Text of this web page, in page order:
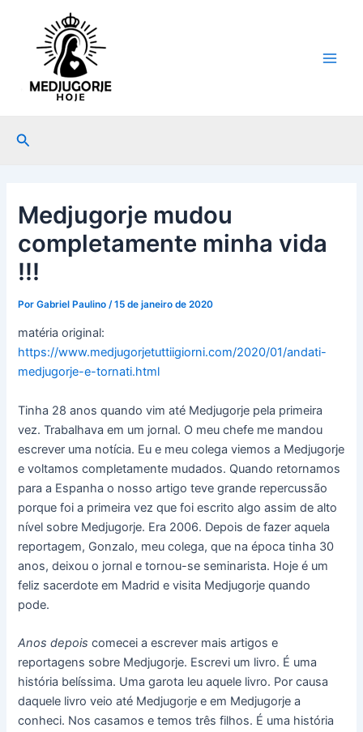
conteúdo
Pesquisar
Medjugorje mudou
completamente minha vida
!!!
PorGabriel Paulino/15 de janeiro de 2020
matéria original:
https://www.medjugorjetuttiigiorni.com/2020/01/andati-
medjugorje-e-tornati.html
Tinha 28 anos quando vim até Medjugorje pela primeira
vez. Trabalhava em um jornal. O meu chefe me mandou
escrever uma notícia. Eu e meu colega viemos a Medjugorje
e voltamos completamente mudados. Quando retornamos
para a Espanha o nosso artigo teve grande repercussão
porque foi a primeira vez que foi escrito algo assim de alto
nível sobre Medjugorje. Era 2006. Depois de fazer aquela
reportagem, Gonzalo, meu colega, que na época tinha 30
anos, deixou o jornal e tornou-se seminarista. Hoje é um
feliz sacerdote em Madrid e visita Medjugorje quando
pode.
Anos depoiscomecei a escrever mais artigos e
reportagens sobre Medjugorje. Escrevi um livro. É uma
história belíssima. Uma garota leu aquele livro. Por causa
daquele livro veio até Medjugorje e em Medjugorje a
conheci. Nos casamos e temos três filhos. É uma história
navigation